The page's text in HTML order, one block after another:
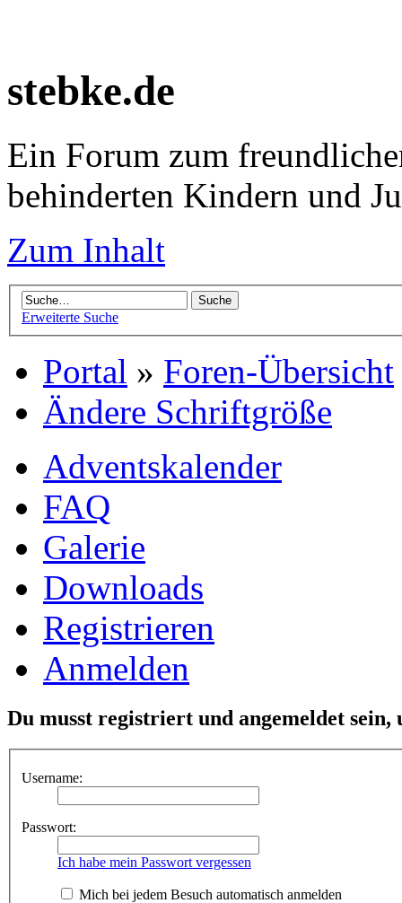
stebke.de
Ein Forum zum
behinderten Kindern und
Zum Inhalt
Erweiterte Suche
Portal » Foren-Übersicht
Ändere Schriftgröße
Adventskalender
FAQ
Galerie
Downloads
Registrieren
Anmelden
Du musst registriert und angemeldet sein,
Username:
Passwort:
Ich habe mein Passwort vergessen
Mich bei jedem Besuch automatisch anmelden